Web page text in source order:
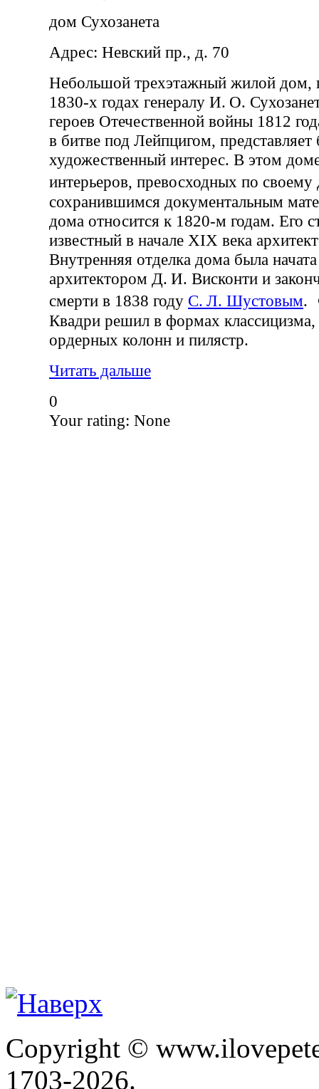
дом Сухозанета
Адрес: Невский пр., д. 70
Небольшой трехэтажный жилой дом,
1830-х годах генералу И. О.
героев Отечественной войны 1812
в битве под Лейпцигом,
художественный интерес. В этом
интерьеров, превосходных по
сохранившимся документальным
дома относится к 1820-м годам. Его
известный в начале XIX века
Внутренняя отделка дома была
архитектором Д. И. Висконти и
смерти в 1838 году С. Л. Шустовым.
Квадри решил в формах классицизма,
ордерных колонн и пилястр.
Читать дальше
0
Your rating: None
Copyright ©
1703-2026.